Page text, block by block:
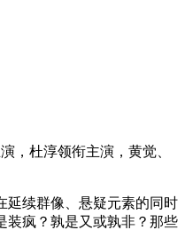
，杜淳领衔主演，黄觉、
续群像、悬疑元素的同时
装疯？孰是又或孰非？那些